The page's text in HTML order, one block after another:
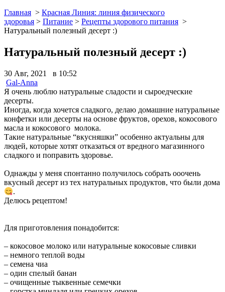
Главная > Красная Линия: линия физического
здоровья > Питание > Рецепты здорового питания >
Натуральный полезный десерт :)
Натуральный полезный десерт :)
30 Авг, 2021 в 10:52
Gal-Anna
Я очень люблю натуральные сладости и сыроедческие
десерты.
Иногда, когда хочется сладкого, делаю домашние натуральные
конфетки или десерты на основе фруктов, орехов, кокосового
масла и кокосового молока.
Такие натуральные “вкусняшки” особенно актуальны для
людей, которые хотят отказаться от вредного магазинного
сладкого и поправить здоровье.
Однажды у меня спонтанно получилось собрать ооочень
вкусный десерт из тех натуральных продуктов, что были дома
.
Делюсь рецептом!
Для приготовления понадобится:
– кокосовое молоко или натуральные кокосовые сливки
– немного теплой воды
– семена чиа
– один спелый банан
– очищенные тыквенные семечки